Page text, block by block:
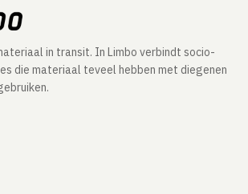
in transit. In Limbo verbindt socio-
die materiaal teveel hebben met diegenen